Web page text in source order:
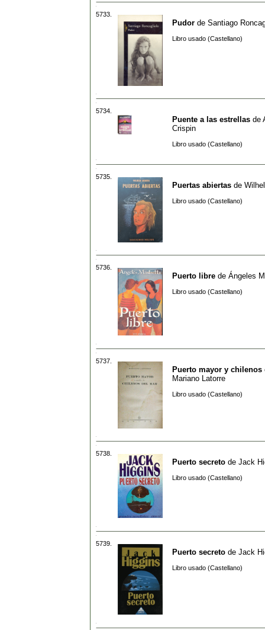
5733.
Pudor de Santiago
Libro usado (Castellano)
5734.
Puente a las estrellas de
Crispin
Libro usado (Castellano)
5735.
Puertas abiertas de
Libro usado (Castellano)
5736.
Puerto libre de Ángeles
Libro usado (Castellano)
5737.
Puerto mayor y chilenos
Mariano Latorre
Libro usado (Castellano)
5738.
Puerto secreto de Jack
Libro usado (Castellano)
5739.
Puerto secreto de Jack
Libro usado (Castellano)